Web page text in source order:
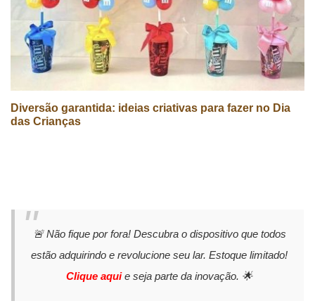
Diversão garantida: ideias criativas para fazer no Dia
das Crianças
🚨 Não fique por fora! Descubra o dispositivo que todos
estão adquirindo e revolucione seu lar. Estoque limitado!
Clique aquie seja parte da inovação. 🌟